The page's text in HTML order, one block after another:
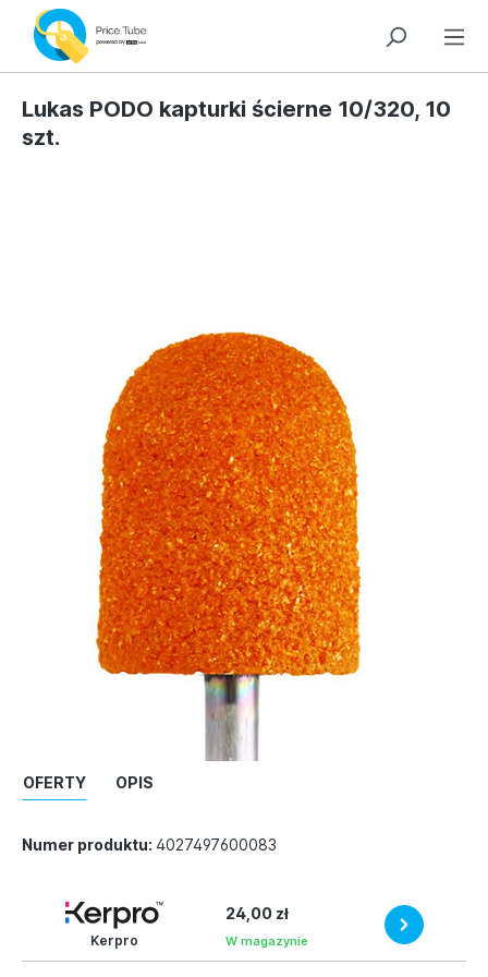
Lukas PODO kapturki ścierne 10/320, 10
szt.
OFERTY OPIS
Numer produktu: 4027497600083
Kerpro
24,00 zł
W magazynie